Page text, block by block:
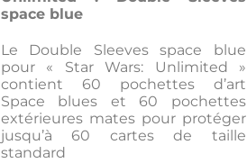
space blue
Le Double Sleeves space blue
pour « Star Wars: Unlimited »
contient 60 pochettes d’art
Space blues et 60 pochettes
extérieures mates pour protéger
jusqu’à 60 cartes de taille
standard